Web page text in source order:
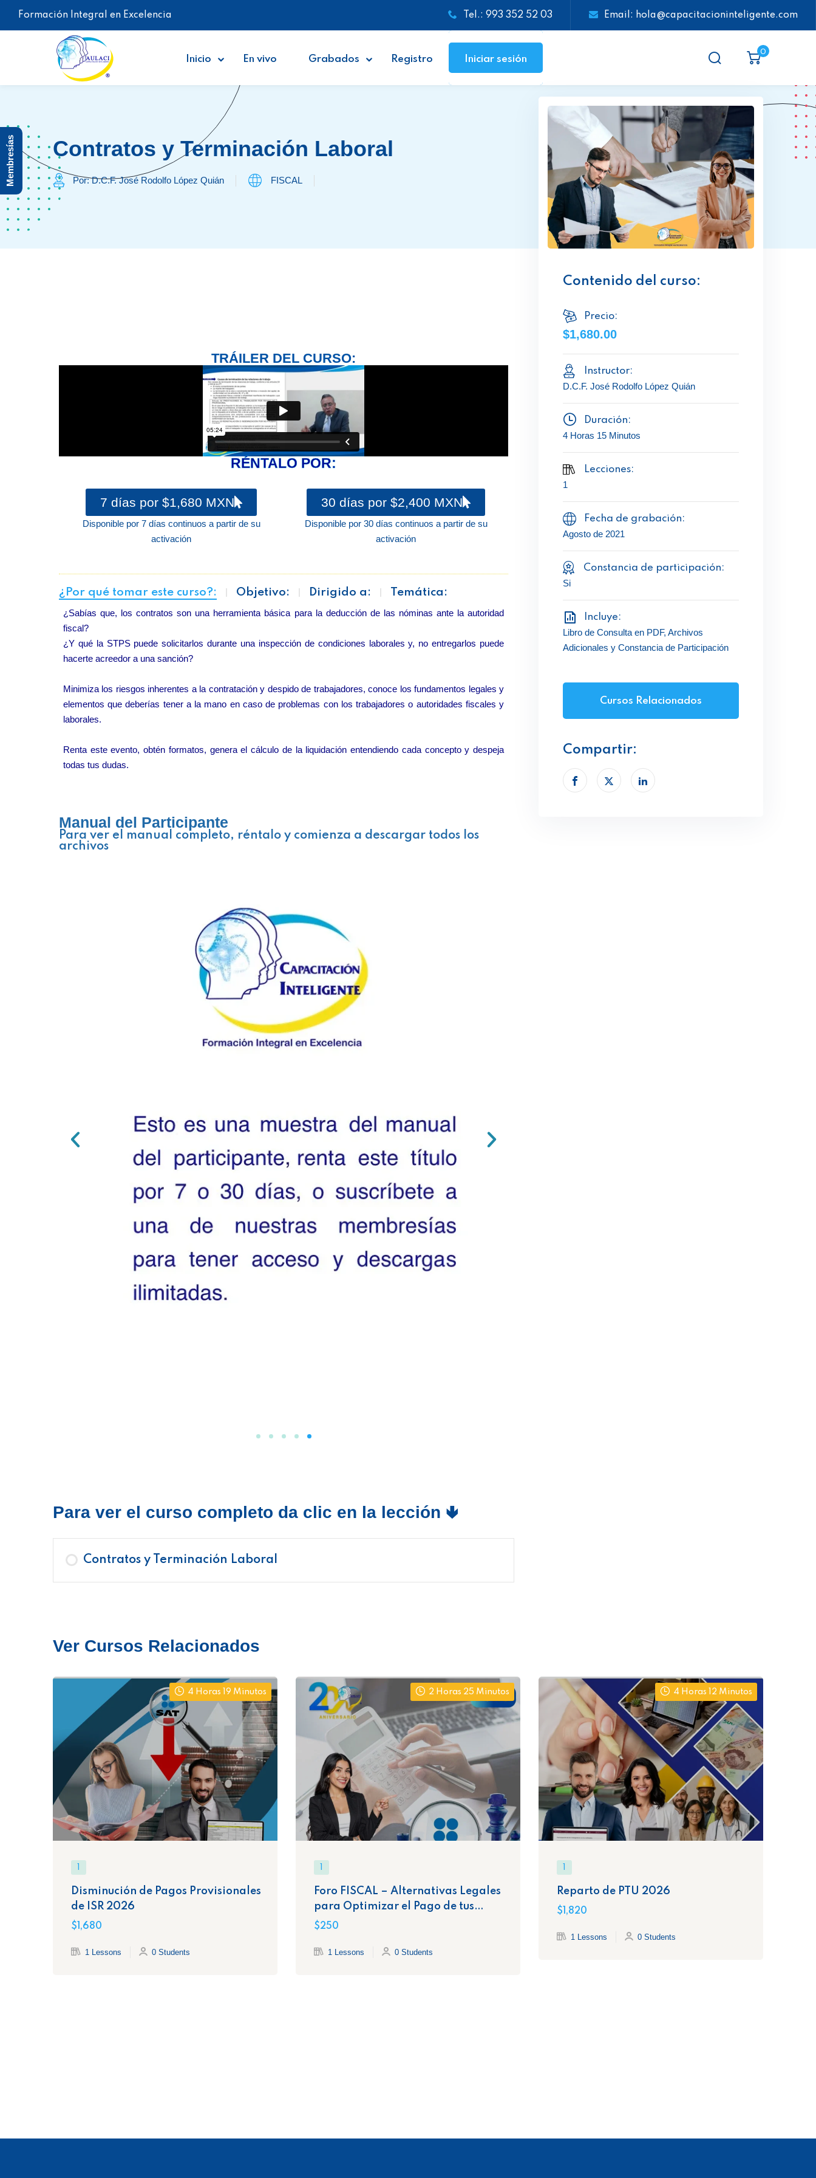
Formación Integral en Excelencia Tel.: 993 352 52 03 Email: hola@capacitacioninteligente.com
Inicio En vivo Grabados Registro Iniciar sesión
0
Contratos y Terminación Laboral
Por: D.C.F. José Rodolfo López Quián FISCAL
TRÁILER DEL CURSO:
RÉNTALO POR:
7 días por $1,680 MXN
Disponible por 7 días continuos a partir de su
activación
30 días por $2,400 MXN
Disponible por 30 días continuos a partir de su
activación
¿Por qué tomar este curso?: Objetivo: Dirigido a: Temática:
¿Sabías que, los contratos son una herramienta básica para la deducción de las nóminas ante la autoridad
fiscal?
¿Y qué la STPS puede solicitarlos durante una inspección de condiciones laborales y, no entregarlos puede
hacerte acreedor a una sanción?
Minimiza los riesgos inherentes a la contratación y despido de trabajadores, conoce los fundamentos legales y
elementos que deberías tener a la mano en caso de problemas con los trabajadores o autoridades fiscales y
laborales.
Renta este evento, obtén formatos, genera el cálculo de la liquidación entendiendo cada concepto y despeja
todas tus dudas.
Manual del Participante
Para ver el manual completo, réntalo y comienza a descargar todos los
archivos
Para ver el curso completo da clic en la lección 🢃
Contratos y Terminación Laboral
Contenido del curso:
Precio:
$1,680.00
Instructor:
D.C.F. José Rodolfo López Quián
Duración:
4 Horas 15 Minutos
Lecciones:
1
Fecha de grabación:
Agosto de 2021
Constancia de participación:
Si
Incluye:
Libro de Consulta en PDF, Archivos
Adicionales y Constancia de Participación
Cursos Relacionados
Compartir:
Ver Cursos Relacionados
4 Horas 19 Minutos
Disminución de Pagos Provisionales
de ISR 2026
$1,680
1 Lessons 0 Students
2 Horas 25 Minutos
Foro FISCAL – Alternativas Legales
para Optimizar el Pago de tus
Impuestos
$250
1 Lessons 0 Students
4 Horas 12 Minutos
Reparto de PTU 2026
$1,820
1 Lessons 0 Students
Membresías